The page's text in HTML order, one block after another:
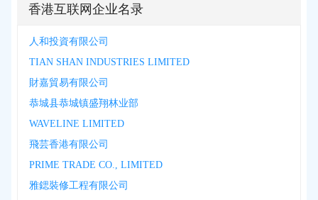
香港互联网企业名录
人和投資有限公司
TIAN SHAN INDUSTRIES LIMITED
財嘉貿易有限公司
恭城县恭城镇盛翔林业部
WAVELINE LIMITED
飛芸香港有限公司
PRIME TRADE CO., LIMITED
雅鍶裝修工程有限公司